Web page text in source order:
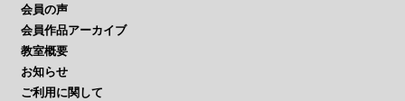
会員の声
会員作品アーカイブ
教室概要
お知らせ
ご利用に関して